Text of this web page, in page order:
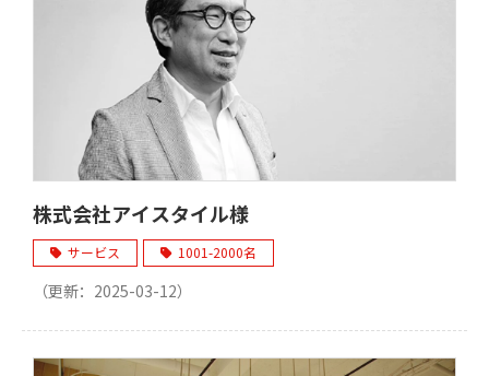
株式会社アイスタイル様
サービス 1001-2000名
（更新： 2025-03-12）